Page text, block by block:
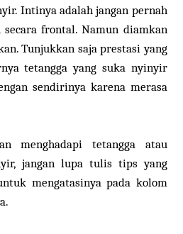
Intinya adalah jangan pernah
frontal. Namun diamkan
Tunjukkan saja prestasi yang
tetangga yang suka nyinyir
sendirinya karena merasa
menghadapi tetangga atau
jangan lupa tulis tips yang
mengatasinya pada kolom